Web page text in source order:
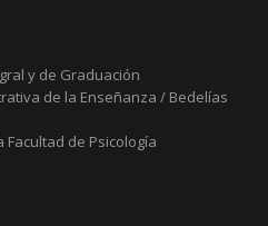
y de Graduación
de la Enseñanza / Bedelías
de Psicología